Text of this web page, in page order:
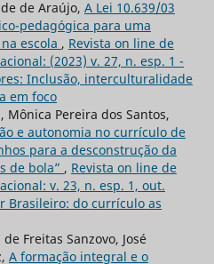
de Araújo, A Lei 10.639/03
pedagógica para uma
escola , Revista on line de
(2023) v. 27, n. esp. 1 -
Inclusão, interculturalidade
em foco
Mônica Pereira dos Santos,
e autonomia no currículo de
para a desconstrução da
de bola” , Revista on line de
v. 23, n. esp. 1, out.
Brasileiro: do currículo as
Freitas Sanzovo, José
A formação integral e o